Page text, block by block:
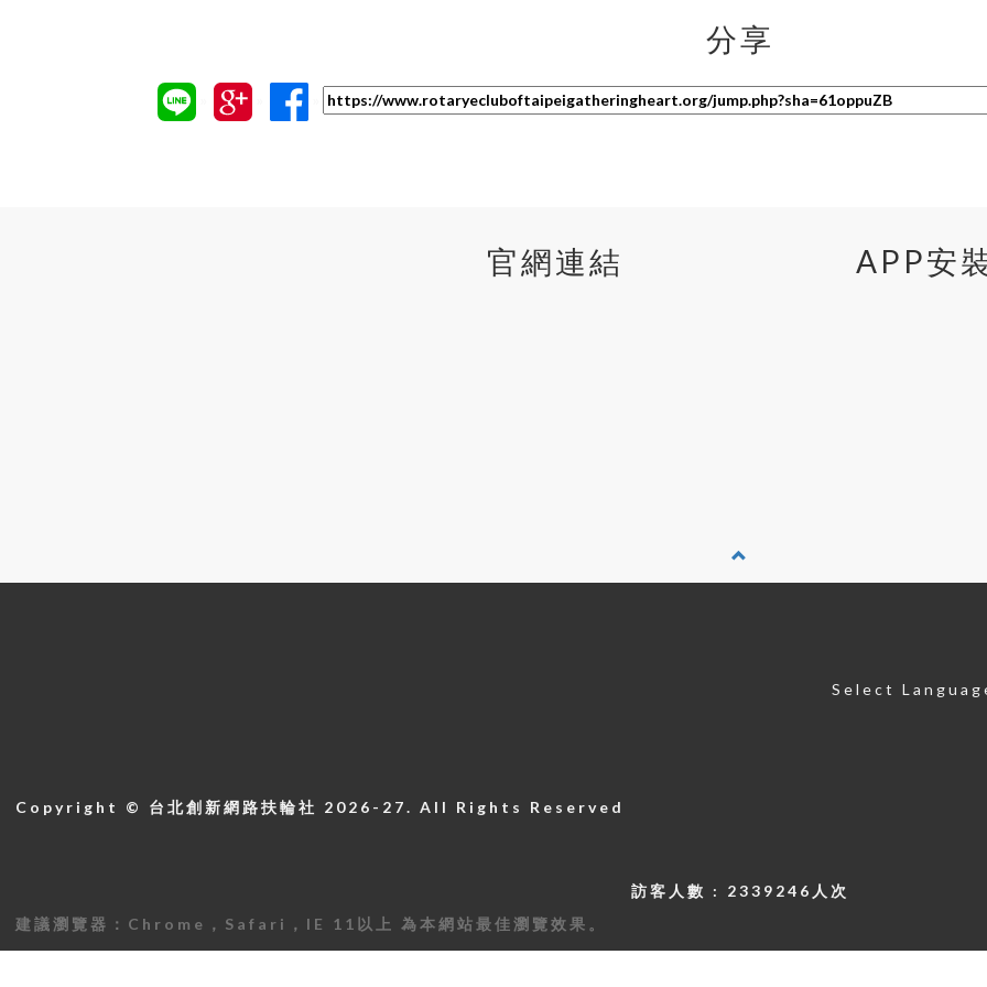
分享
官網連結 APP安
Select
Copyright © 台北創新網路扶輪社 2026-27. All Rights Reserved
訪客人數 : 2339246人次
建議瀏覽器：Chrome，Safari，IE 11以上 為本網站最佳瀏覽效果。